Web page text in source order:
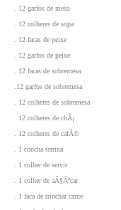
. 12 garfos de mesa
. 12 colheres de sopa
. 12 facas de peixe
. 12 garfos de peixe
. 12 facas de sobremesa
.12 garfos de sobremesa
. 12 colheres de sobremesa
. 12 colheres de chÃ¡
. 12 colheres de cafÃ©
. 1 concha terrina
. 1 colher de servir
. 1 colher de aÃ§Ãºcar
. 1 faca de trinchar carne